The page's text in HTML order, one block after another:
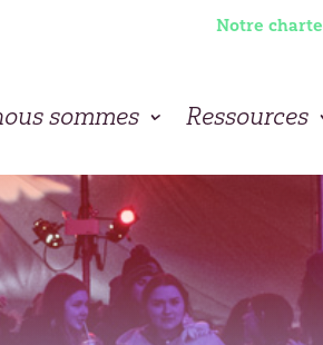
Notre charte
sommes Ressources